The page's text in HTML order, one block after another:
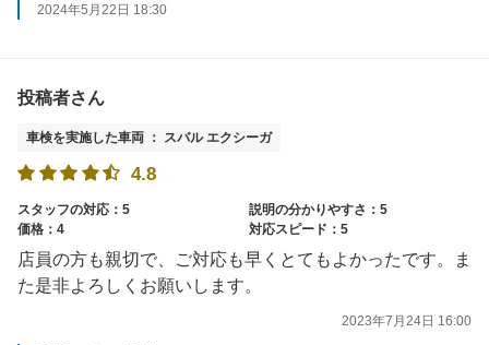
2024年5月22日 18:30
投稿者さん
車検を実施した車両 ： スバル エクシーガ
4.8
スタッフの対応：5
説明の分かりやすさ：5
価格：4
対応スピード：5
店員の方も親切で、ご対応も早くとてもよかったです。ま
た是非よろしくお願いします。
2023年7月24日 16:00